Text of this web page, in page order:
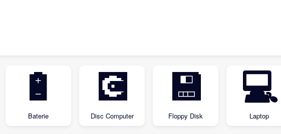
🔋
Baterie
💽
Disc Computer
💾
Floppy Disk
💻
Laptop